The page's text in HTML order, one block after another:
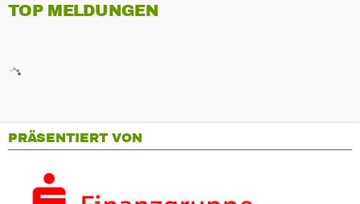
TOP MELDUNGEN
PRÄSENTIERT VON